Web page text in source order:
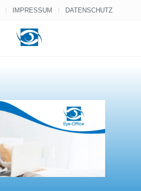
IMPRESSUM DATENSCHUTZ